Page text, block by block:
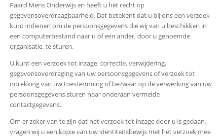
Paard Mens Onderwijs en heeft u het recht op
gegevensoverdraagbaarheid. Dat betekent dat u bij ons een verzoek
kunt indienen om de persoonsgegevens die wij van u beschikken in
een computerbestand naar u of een ander, door u genoemde
organisatie, te sturen.
U kunt een verzoek tot inzage, correctie, verwijdering,
gegevensoverdraging van uw persoonsgegevens of verzoek tot
intrekking van uw toestemming of bezwaar op de verwerking van uw
persoonsgegevens sturen naar onderaan vermelde
contactgegevens.
Om er zeker van te zijn dat het verzoek tot inzage door u is gedaan,
vragen wij u een kopie van uw identiteitsbewijs met het verzoek mee